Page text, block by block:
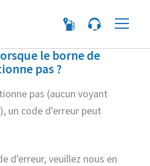
le borne de
pas ?
pas (aucun voyant
un code d'erreur peut
d'erreur, veuillez nous en